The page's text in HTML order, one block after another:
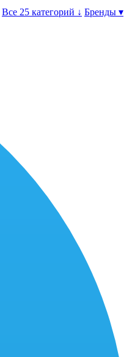
Все 25 категорий ↓ Бренды ▾